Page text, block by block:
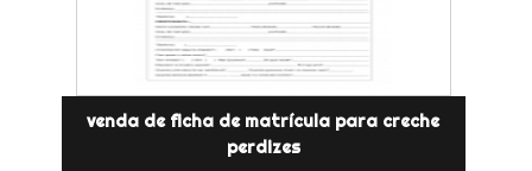
venda de ficha de matrícula para creche
perdizes